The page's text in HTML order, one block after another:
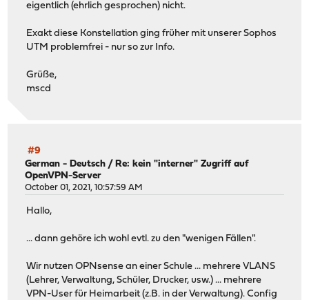
eigentlich (ehrlich gesprochen) nicht.
Exakt diese Konstellation ging früher mit unserer Sophos
UTM problemfrei - nur so zur Info.
Grüße,
mscd
#9
German - Deutsch / Re: kein "interner" Zugriff auf
OpenVPN-Server
October 01, 2021, 10:57:59 AM
Hallo,
... dann gehöre ich wohl evtl. zu den "wenigen Fällen".
Wir nutzen OPNsense an einer Schule ... mehrere VLANS
(Lehrer, Verwaltung, Schüler, Drucker, usw.) ... mehrere
VPN-User für Heimarbeit (z.B. in der Verwaltung). Config